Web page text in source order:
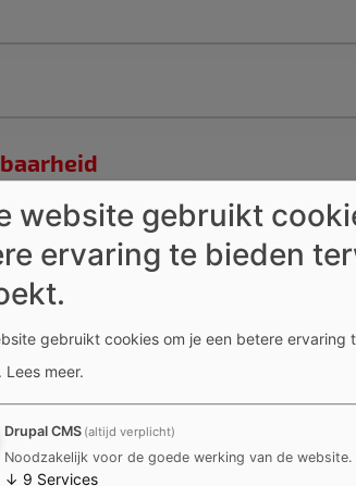
bewoners, verhuurders en andere
website gebruikt
ervaring te bieden
gebruikt cookies om je een betere ervaring
Lees meer.
Drupal CMS (altijd verplicht)
Noodzakelijk voor de goede werking van de
↓ 9 Services